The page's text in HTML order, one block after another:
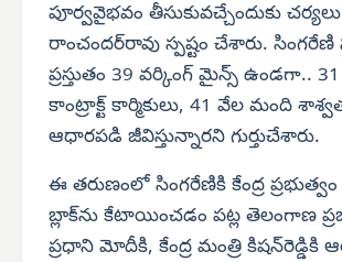
పూర్వవైభవం తీసుకువచ్చేందుకు
రాంచందర్‌రావు స్పష్టం చేశారు.
ప్రస్తుతం 39 వర్కింగ్ మైన్స్ ఉండగా..
కాంట్రాక్ట్ కార్మికులు, 41 వేల మంది
ఆధారపడి జీవిస్తున్నారని గుర్తుచేశారు.
ఈ తరుణంలో సింగరేణికి కేంద్ర
బ్లాక్‌ను కేటాయించడం పట్ల తెలంగాణ
ప్రధాని మోదీకి, కేంద్ర మంత్రి కిషన్‌రెడ్డికి